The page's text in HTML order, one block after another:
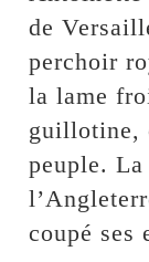
de
perchoir
la lame
guillotine,
peuple.
coupé ses